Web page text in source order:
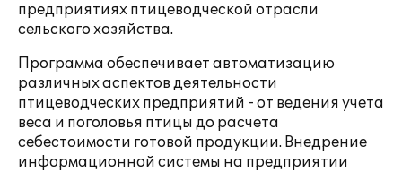
предприятиях птицеводческой отрасли
сельского хозяйства.
Программа обеспечивает автоматизацию
различных аспектов деятельности
птицеводческих предприятий - от ведения учета
веса и поголовья птицы до расчета
себестоимости готовой продукции. Внедрение
информационной системы на предприятии